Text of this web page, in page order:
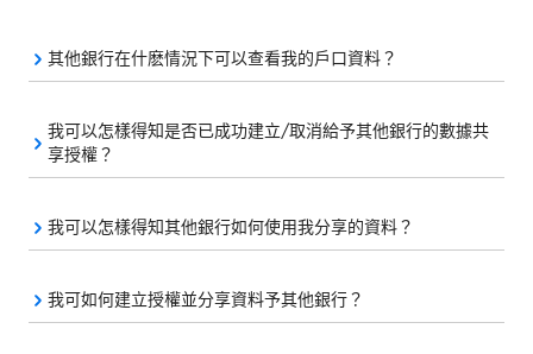
其他銀行在什麽情況下可以查看我的戶口資料？
我可以怎樣得知是否已成功建立/取消給予其他銀行的數據共
享授權？
我可以怎樣得知其他銀行如何使用我分享的資料？
我可如何建立授權並分享資料予其他銀行？